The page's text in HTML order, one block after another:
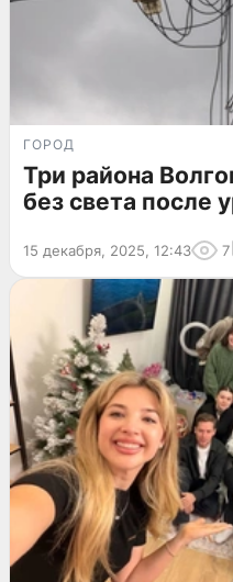
ГОРОД
Три района
без света после
15 декабря, 2025, 12:43 7